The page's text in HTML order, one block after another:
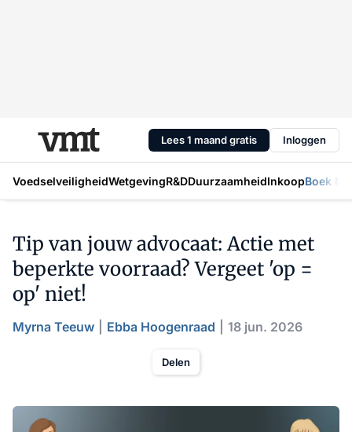
Lees 1 maand gratis Inloggen
VoedselveiligheidWetgevingR&DDuurzaamheidInkoopBoek
Tip van jouw advocaat: Actie met
beperkte voorraad? Vergeet 'op =
op' niet!
Myrna Teeuw Ebba Hoogenraad 18 jun. 2026
Delen